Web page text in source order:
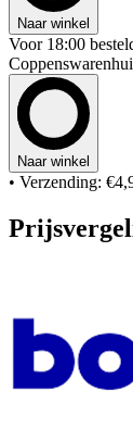
Naar winkel
Voor 18:00
Naar winkel
• Verzending: